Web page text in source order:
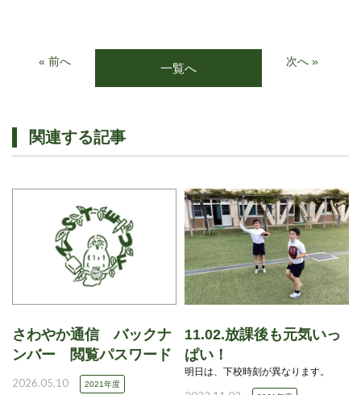
« 前へ 一覧へ 次へ »
関連する記事
さわやか通信 バックナ
ンバー 閲覧パスワード
2026.05.10 2021年度
11.02.放課後も元気いっ
ぱい！
明日は、下校時刻が異なります。